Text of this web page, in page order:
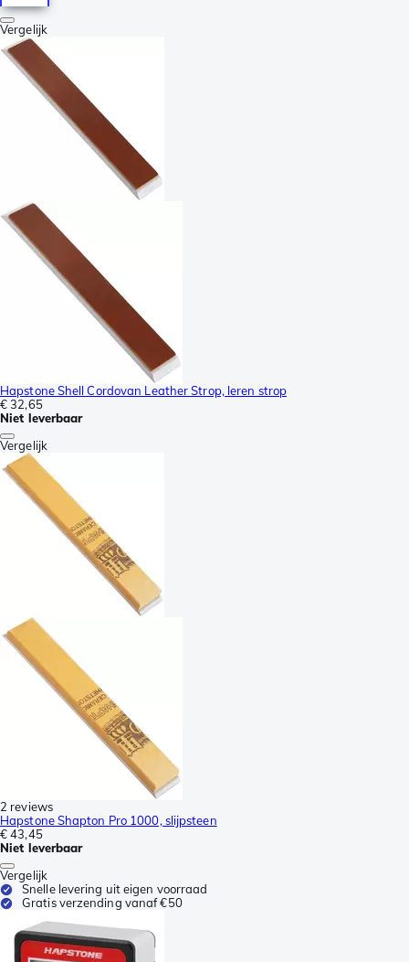
Vergelijk
Hapstone Shell Cordovan Leather Strop, leren strop
€ 32,65
Niet leverbaar
Vergelijk
2 reviews
Hapstone Shapton Pro 1000, slijpsteen
€ 43,45
Niet leverbaar
Vergelijk
Snelle levering uit eigen voorraad
Gratis verzending vanaf €50